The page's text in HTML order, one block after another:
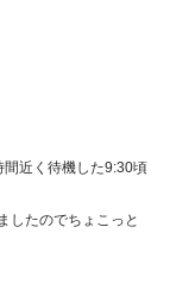
近く待機した9:30頃
したのでちょこっと